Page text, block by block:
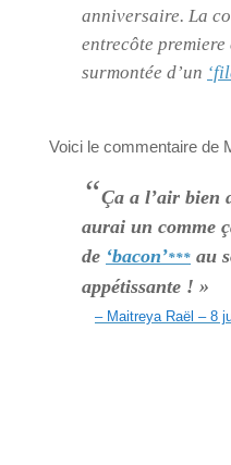
anniversaire. La
entrecôte
surmontée d’un
Voici le commentaire de
“Ça a l’air bien
aurai un comme
de ‘bacon’*** au
appétissante ! »
– Maitreya Raël – 8